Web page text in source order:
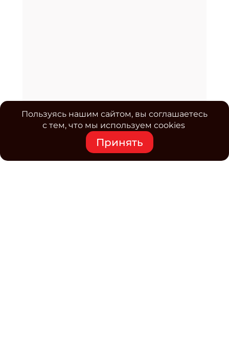
Пользуясь нашим сайтом, вы соглашаетесь
с тем, что мы используем cookies
Принять